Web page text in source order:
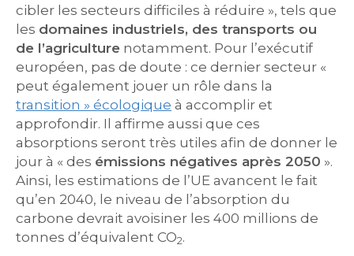
cibler les secteurs difficiles à réduire », tels que
les domaines industriels, des transports ou
de l’agriculture notamment. Pour l’exécutif
européen, pas de doute : ce dernier secteur «
peut également jouer un rôle dans la
transition » écologique à accomplir et
approfondir. Il affirme aussi que ces
absorptions seront très utiles afin de donner le
jour à « des émissions négatives après 2050 ».
Ainsi, les estimations de l’UE avancent le fait
qu’en 2040, le niveau de l’absorption du
carbone devrait avoisiner les 400 millions de
tonnes d’équivalent CO2.